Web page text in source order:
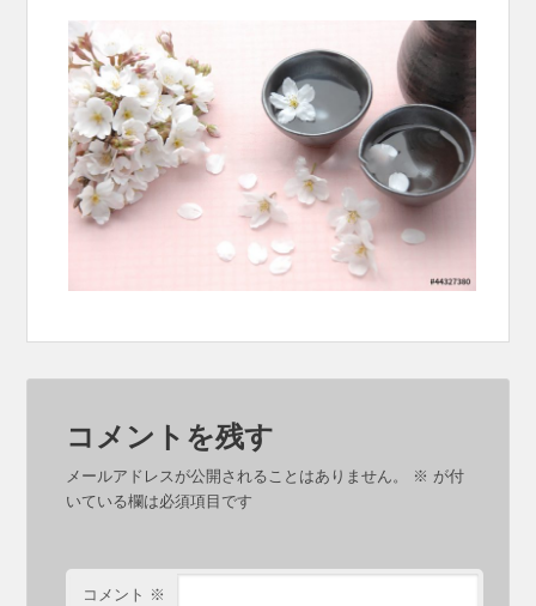
コメントを残す
メールアドレスが公開されることはありません。 ※ が付
いている欄は必須項目です
コメント ※